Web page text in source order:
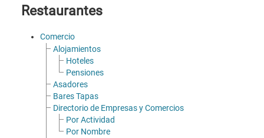
Restaurantes
Comercio
Alojamientos
Hoteles
Pensiones
Asadores
Bares Tapas
Directorio de Empresas y Comercios
Por Actividad
Por Nombre